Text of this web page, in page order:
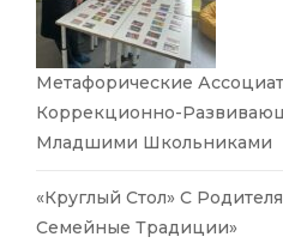
Метафорические
Коррекционно-
Младшими Школьниками
«Круглый Стол» С
Семейные Традиции»